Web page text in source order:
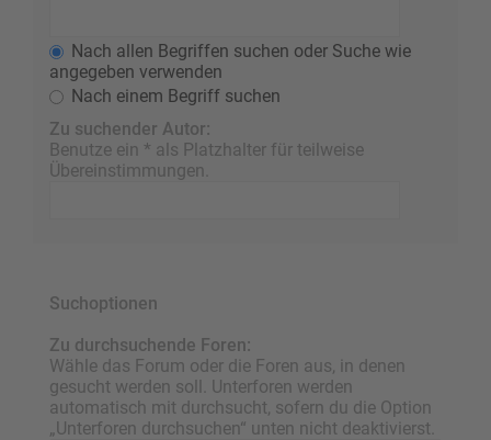
Nach allen Begriffen suchen oder Suche wie
angegeben verwenden
Nach einem Begriff suchen
Zu suchender Autor:
Benutze ein * als Platzhalter für teilweise
Übereinstimmungen.
Suchoptionen
Zu durchsuchende Foren:
Wähle das Forum oder die Foren aus, in denen
gesucht werden soll. Unterforen werden
automatisch mit durchsucht, sofern du die Option
„Unterforen durchsuchen“ unten nicht deaktivierst.